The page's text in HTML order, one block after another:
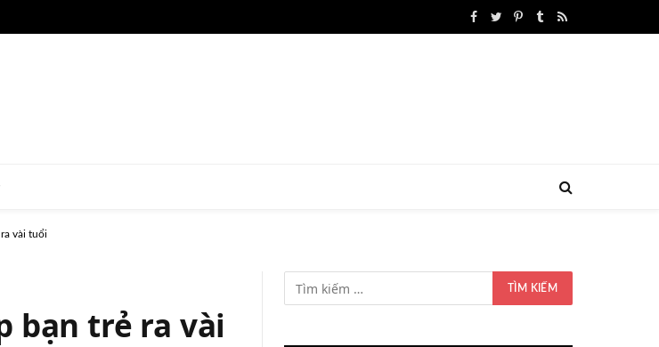
Facebook
TwitterPinterest
Tumblr
RSS
vài tuổi
bạn trẻ ra vài